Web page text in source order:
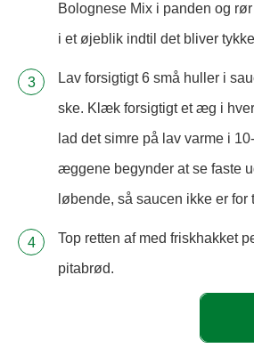
Bolognese Mix i panden og
i et øjeblik indtil det bliver
Lav forsigtigt 6 små huller i
ske. Klæk forsigtigt et æg i
lad det simre på lav varme i
æggene begynder at se faste
løbende, så saucen ikke er for
Top retten af med friskhakket
pitabrød.